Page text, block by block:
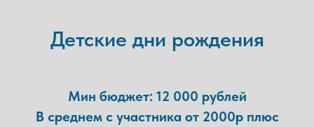
Детские дни рождения
Мин бюджет: 12 000 рублей
В среднем с участника от 2000р плюс